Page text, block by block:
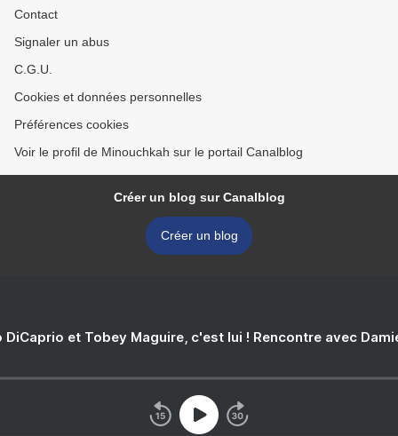
Contact
Signaler un abus
C.G.U.
Cookies et données personnelles
Préférences cookies
Voir le profil de Minouchkah sur le portail Canalblog
Créer un blog sur Canalblog
Créer un blog
DiCaprio et Tobey Maguire, c'est lui ! Rencontre avec